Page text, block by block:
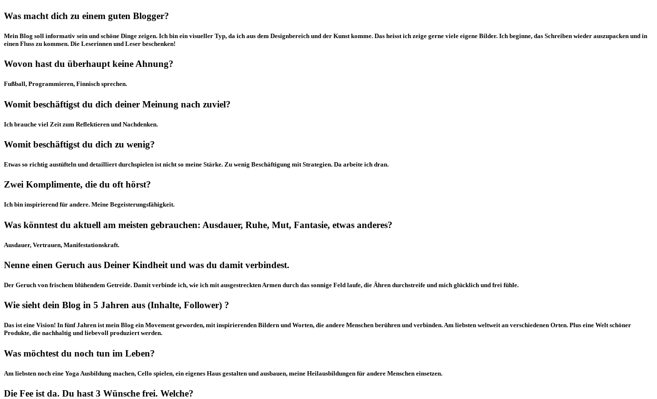
Was macht dich zu einem guten Blogger?
Mein Blog soll informativ sein und schöne Dinge zeigen. Ich bin ein visueller Typ, da ich aus dem Designbereich und der Kunst komme. Das heisst ich zeige gerne viele eigene Bilder. Ich beginne, das Schreiben wieder auszupacken und in
einen Fluss zu kommen. Die Leserinnen und Leser beschenken!
Wovon hast du überhaupt keine Ahnung?
Fußball, Programmieren, Finnisch sprechen.
Womit beschäftigst du dich deiner Meinung nach zuviel?
Ich brauche viel Zeit zum Reflektieren und Nachdenken.
Womit beschäftigst du dich zu wenig?
Etwas so richtig austüfteln und detailliert durchspielen ist nicht so meine Stärke. Zu wenig Beschäftigung mit Strategien. Da arbeite ich dran.
Zwei Komplimente, die du oft hörst?
Ich bin inspirierend für andere. Meine Begeisterungsfähigkeit.
Was könntest du aktuell am meisten gebrauchen: Ausdauer, Ruhe, Mut, Fantasie, etwas anderes?
Ausdauer, Vertrauen, Manifestationskraft.
Nenne einen Geruch aus Deiner Kindheit und was du damit verbindest.
Der Geruch von frischem blühendem Getreide. Damit verbinde ich, wie ich mit ausgestreckten Armen durch das sonnige Feld laufe, die Ähren durchstreife und mich glücklich und frei fühle.
Wie sieht dein Blog in 5 Jahren aus (Inhalte, Follower) ?
Das ist eine Vision! In fünf Jahren ist mein Blog ein Movement geworden, mit inspirierenden Bildern und Worten, die andere Menschen berühren und verbinden. Am liebsten weltweit an verschiedenen Orten. Plus eine Welt schöner
Produkte, die nachhaltig und liebevoll produziert werden.
Was möchtest du noch tun im Leben?
Am liebsten noch eine Yoga Ausbildung machen, Cello spielen, ein eigenes Haus gestalten und ausbauen, meine Heilausbildungen für andere Menschen einsetzen.
Die Fee ist da. Du hast 3 Wünsche frei. Welche?